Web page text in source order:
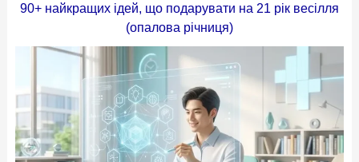
90+ найкращих ідей, що подарувати на 21 рік весілля
(опалова річниця)